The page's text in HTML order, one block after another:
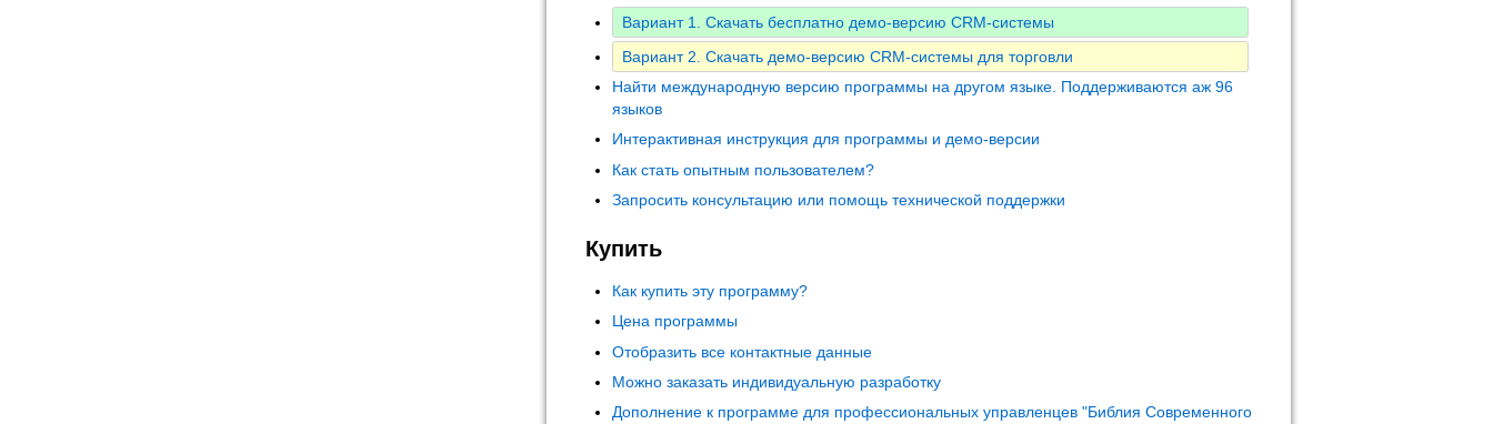
Вариант 1. Скачать бесплатно демо-версию CRM-системы
Вариант 2. Скачать демо-версию CRM-системы для торговли
Найти международную версию программы на другом языке. Поддерживаются аж 96
языков
Интерактивная инструкция для программы и демо-версии
Как стать опытным пользователем?
Запросить консультацию или помощь технической поддержки
Купить
Как купить эту программу?
Цена программы
Отобразить все контактные данные
Можно заказать индивидуальную разработку
Дополнение к программе для профессиональных управленцев "Библия Современного